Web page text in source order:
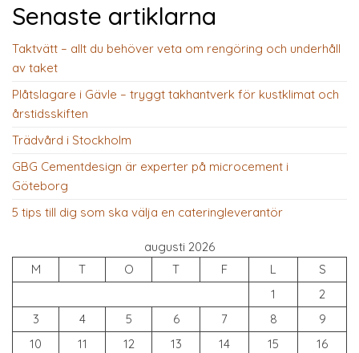
Senaste artiklarna
Taktvätt – allt du behöver veta om rengöring och underhåll
av taket
Plåtslagare i Gävle – tryggt takhantverk för kustklimat och
årstidsskiften
Trädvård i Stockholm
GBG Cementdesign är experter på microcement i
Göteborg
5 tips till dig som ska välja en cateringleverantör
augusti 2026
M
T O T F L
S
1
2
3
4 5 6 7 8
9
10
11 12 13 14 15
16